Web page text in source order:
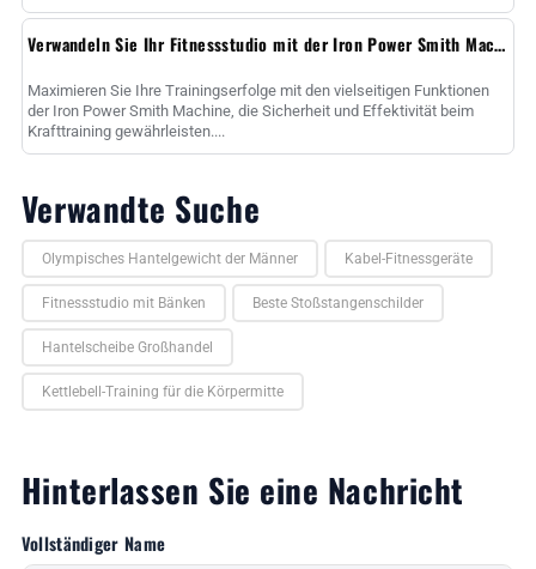
Verwandeln Sie Ihr Fitnessstudio mit der Iron Power Smith Machine
Maximieren Sie Ihre Trainingserfolge mit den vielseitigen Funktionen
der Iron Power Smith Machine, die Sicherheit und Effektivität beim
Krafttraining gewährleisten....
Verwandte Suche
Olympisches Hantelgewicht der Männer Kabel-Fitnessgeräte
Fitnessstudio mit Bänken Beste Stoßstangenschilder
Hantelscheibe Großhandel
Kettlebell-Training für die Körpermitte
Hinterlassen Sie eine Nachricht
Vollständiger Name